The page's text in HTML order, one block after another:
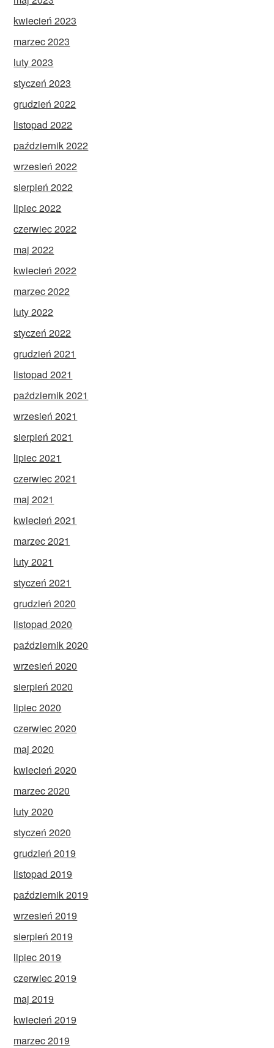
kwiecień 2023
marzec 2023
luty 2023
styczeń 2023
grudzień 2022
listopad 2022
październik 2022
wrzesień 2022
sierpień 2022
lipiec 2022
czerwiec 2022
maj 2022
kwiecień 2022
marzec 2022
luty 2022
styczeń 2022
grudzień 2021
listopad 2021
październik 2021
wrzesień 2021
sierpień 2021
lipiec 2021
czerwiec 2021
maj 2021
kwiecień 2021
marzec 2021
luty 2021
styczeń 2021
grudzień 2020
listopad 2020
październik 2020
wrzesień 2020
sierpień 2020
lipiec 2020
czerwiec 2020
maj 2020
kwiecień 2020
marzec 2020
luty 2020
styczeń 2020
grudzień 2019
listopad 2019
październik 2019
wrzesień 2019
sierpień 2019
lipiec 2019
czerwiec 2019
maj 2019
kwiecień 2019
marzec 2019